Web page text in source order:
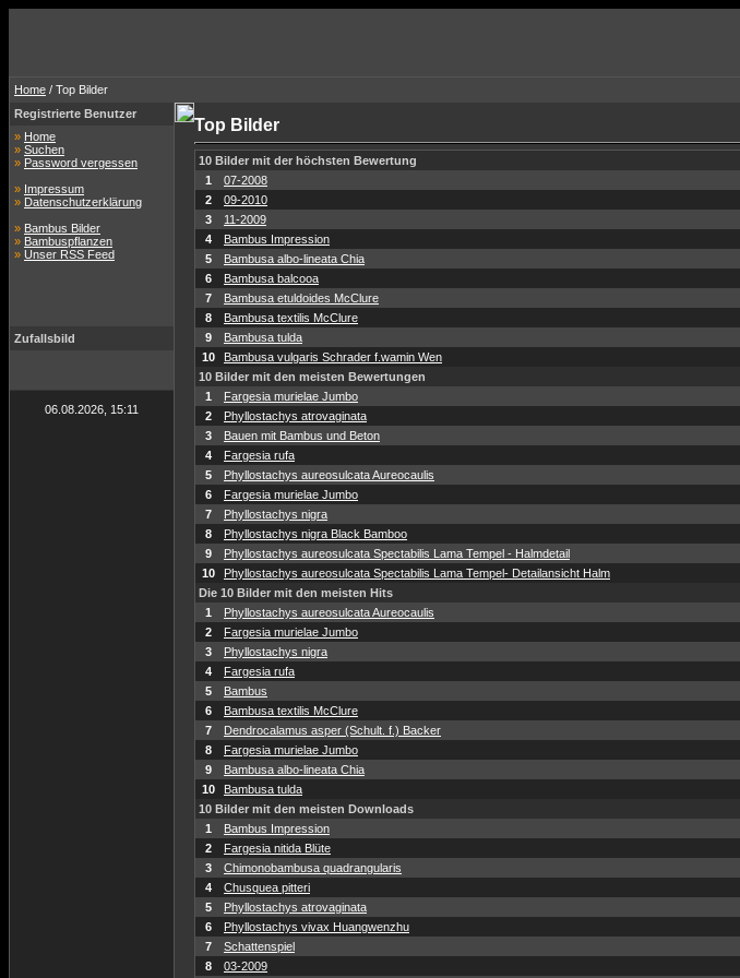
Home / Top Bilder
Registrierte Benutzer
» Home
» Suchen
» Password vergessen
» Impressum
» Datenschutzerklärung
» Bambus Bilder
» Bambuspflanzen
» Unser RSS Feed
Zufallsbild
06.08.2026, 15:11
Top Bilder
10 Bilder mit der höchsten Bewertung
1
07-2008
2
09-2010
3
11-2009
4
Bambus Impression
5
Bambusa albo-lineata Chia
6
Bambusa balcooa
7
Bambusa etuldoides McClure
8
Bambusa textilis McClure
9
Bambusa tulda
10
Bambusa vulgaris Schrader f.wamin Wen
10 Bilder mit den meisten Bewertungen
1
Fargesia murielae Jumbo
2
Phyllostachys atrovaginata
3
Bauen mit Bambus und Beton
4
Fargesia rufa
5
Phyllostachys aureosulcata Aureocaulis
6
Fargesia murielae Jumbo
7
Phyllostachys nigra
8
Phyllostachys nigra Black Bamboo
9
Phyllostachys aureosulcata Spectabilis Lama Tempel - Halmdetail
10
Phyllostachys aureosulcata Spectabilis Lama Tempel- Detailansicht Halm
Die 10 Bilder mit den meisten Hits
1
Phyllostachys aureosulcata Aureocaulis
2
Fargesia murielae Jumbo
3
Phyllostachys nigra
4
Fargesia rufa
5
Bambus
6
Bambusa textilis McClure
7
Dendrocalamus asper (Schult. f.) Backer
8
Fargesia murielae Jumbo
9
Bambusa albo-lineata Chia
10
Bambusa tulda
10 Bilder mit den meisten Downloads
1
Bambus Impression
2
Fargesia nitida Blüte
3
Chimonobambusa quadrangularis
4
Chusquea pitteri
5
Phyllostachys atrovaginata
6
Phyllostachys vivax Huangwenzhu
7
Schattenspiel
8
03-2009